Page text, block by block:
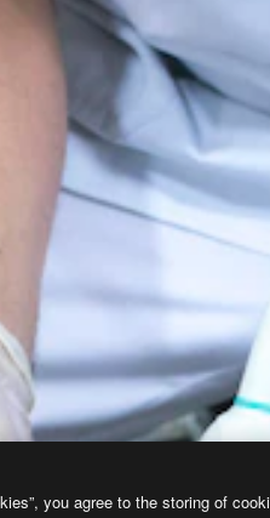
you agree to the storing of